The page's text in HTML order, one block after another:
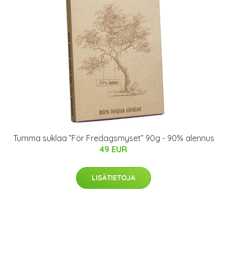
Tumma suklaa ”För Fredagsmyset” 90g - 90% alennus
49 EUR
LISÄTIETOJA